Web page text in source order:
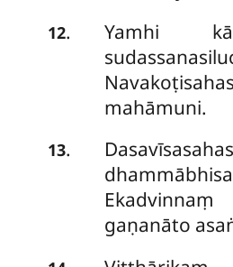
12.
Yamhi
mahāmuni.
13.
gaṇanāto